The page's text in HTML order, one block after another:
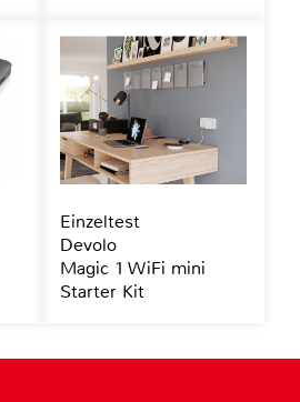
Einzeltest
Devolo
Magic 1 WiFi mini
Starter Kit